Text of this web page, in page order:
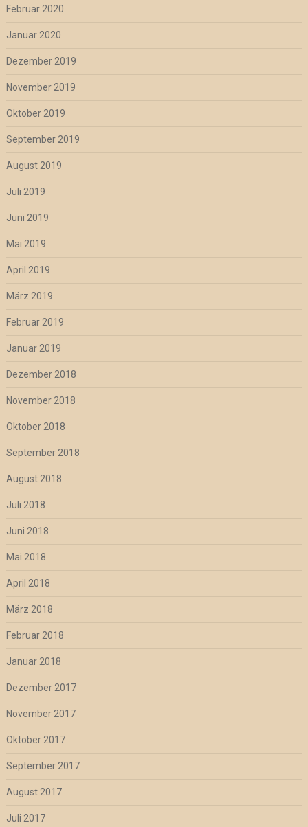
Februar 2020
Januar 2020
Dezember 2019
November 2019
Oktober 2019
September 2019
August 2019
Juli 2019
Juni 2019
Mai 2019
April 2019
März 2019
Februar 2019
Januar 2019
Dezember 2018
November 2018
Oktober 2018
September 2018
August 2018
Juli 2018
Juni 2018
Mai 2018
April 2018
März 2018
Februar 2018
Januar 2018
Dezember 2017
November 2017
Oktober 2017
September 2017
August 2017
Juli 2017